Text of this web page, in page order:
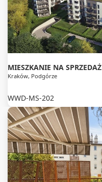
MIESZKANIE NA SPRZEDAŻ
Kraków, Podgórze
WWD-MS-202